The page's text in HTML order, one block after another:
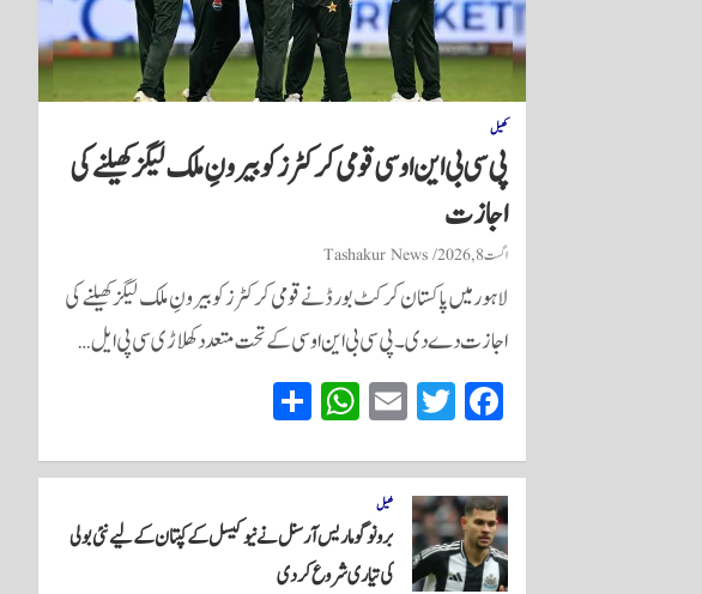
کھیل
پی سی بی این او سی قومی کرکٹرز کو بیرونِ ملک لیگز کھیلنے کی
اجازت
اگست 8, 2026 Tashakur News
لاہور میں پاکستان کرکٹ بورڈ نے قومی کرکٹرز کو بیرونِ ملک لیگز کھیلنے کی
اجازت دے دی۔ پی سی بی این او سی کے تحت متعدد کھلاڑی سی پی ایل…
Fa
ce
bo
ok
T
wi
tte
r
E
m
ail
W
ha
ts
A
pp
re
کھیل
برونو گوماریس آرسنل نے نیو کیسل کے کپتان کے لیے نئی بولی
کی تیاری شروع کر دی